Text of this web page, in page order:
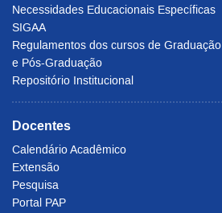
Necessidades Educacionais Específicas
SIGAA
Regulamentos dos cursos de Graduação
e Pós-Graduação
Repositório Institucional
Docentes
Calendário Acadêmico
Extensão
Pesquisa
Portal PAP